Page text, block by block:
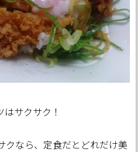
サクサク！
クなら、定食だとどれだけ美